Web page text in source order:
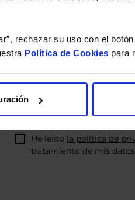
rechazar su uso con el
Política de Cookies para
y nuestros expertos le
en sus costes.
He leído la política de
tratamiento de mis